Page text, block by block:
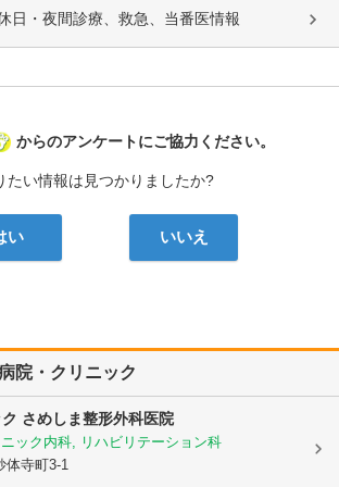
日・夜間診療、救急、当番医情報
病院なび
からのアンケートにご協力ください。
たい情報は見つかりましたか?
い いいえ
院・クリニック
さめしま整形外科医院
ック内科, リハビリテーション科
体寺町3-1